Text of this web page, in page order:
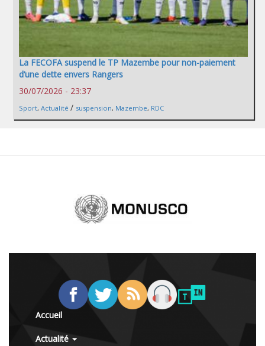
La FECOFA suspend le TP Mazembe pour non-paiement
d’une dette envers Rangers
30/07/2026 - 23:37
Sport, Actualité / suspension, Mazembe, RDC
Accueil
Actualité